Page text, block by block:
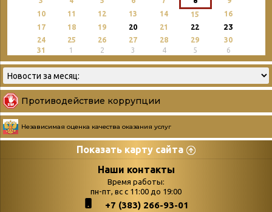
10
11 12 13 14 15
16
17
18 19 20 21 22 23
24 25 26 27 28 29
30
31
1 2 3 4 5 6
Противодействие коррупции
Независимая оценка качества оказания услуг
Показать карту сайта
СтраницыНаши контакты
Время работы:
пн-пт, вс с 11:00 до 19:00
+7 (383) 266-93-01